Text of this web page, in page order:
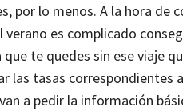
por lo menos. A la hora
verano es complicado
te quedes sin ese viaje
tasas correspondientes
a pedir la información